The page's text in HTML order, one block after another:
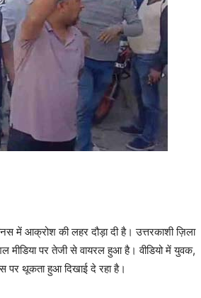
आक्रोश की लहर दौड़ा दी है। उत्तरकाशी ज़िला
मीडिया पर तेजी से वायरल हुआ है। वीडियो में युवक,
पर थूकता हुआ दिखाई दे रहा है।